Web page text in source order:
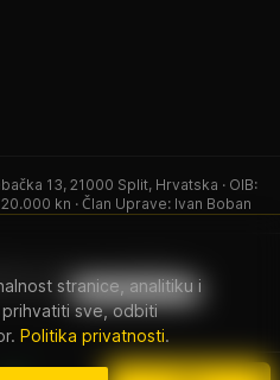
13, 21000 Split, Hrvatska · OIB:
kn · Član Uprave: Ivan Boban
Sva prava pridržana.
Postavke kolačića
stranice, analitiku i
sve, odbiti
Politika privatnosti.